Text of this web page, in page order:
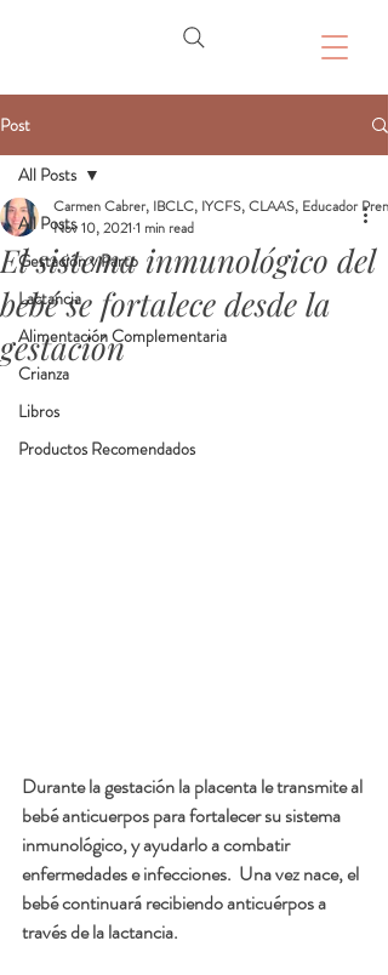
Post
All Posts
Gestación y Parto
Lactancia
Alimentación Complementaria
Crianza
Libros
Productos Recomendados
All Posts
El sistema inmunológico del
bebé se fortalece desde la
gestación
Carmen Cabrer, IBCLC, IYCFS, CLAAS, Educador
Nov 10, 2021 1 min read
Durante la gestación la placenta le transmite al
bebé anticuerpos para fortalecer su sistema
inmunológico, y ayudarlo a combatir
enfermedades e infecciones.  Una vez nace, el
bebé continuará recibiendo anticuérpos a
través de la lactancia.